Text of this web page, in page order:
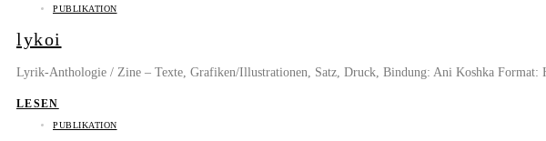
PUBLIKATION
lykoi
Lyrik-Anthologie / Zine – Texte, Grafiken/Illustrationen, Satz, Druck, Bindung: Ani Koshka
LESEN
PUBLIKATION